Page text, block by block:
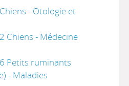
- Otologie et
Chiens - Médecine
Petits ruminants
- Maladies